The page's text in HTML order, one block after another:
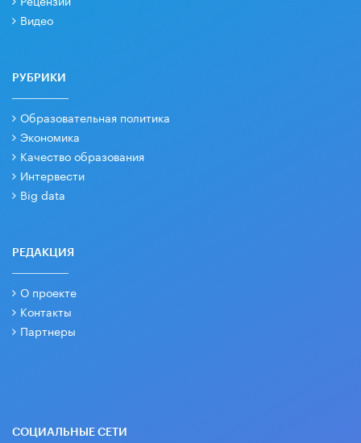
Видео
РУБРИКИ
Образовательная политика
Экономика
Качество образования
Интервести
Big data
РЕДАКЦИЯ
О проекте
Контакты
Партнеры
СОЦИАЛЬНЫЕ СЕТИ